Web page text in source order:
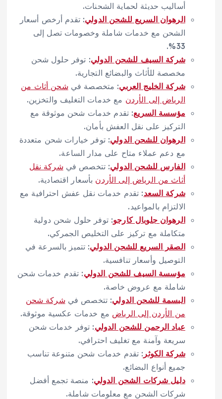
أساليب حديثة لحماية الشحنات.
الرهوان السريع للشحن الدولي: تقدم أرخص أسعار
الشحن مع خدمات شاملة وخصومات تصل إلى
33%.
شركة السيف للشحن الدولي: توفر حلول شحن
مخصصة للأثاث والبضائع التجارية.
شركة الخليج العربي: متخصصة في شحن أثاث من
الرياض إلى الأردن مع خدمات التغليف والتخزين.
مؤسسة السريع: تقدم خدمات شحن موثوقة مع
التركيز على نقل العفش بأمان.
الرهوان للشحن الدولي: توفر خيارات شحن متعددة
مع دعم عملاء متاح على مدار الساعة.
الفارس للشحن الدولي: تتخصص في شركة نقل
أثاث من الرياض إلى الأردن بأسعار اقتصادية.
شركة السعد: تقدم خدمات نقل عفش احترافية مع
الالتزام بالمواعيد.
الرهوان جلوبال كارجو: توفر حلول شحن دولية
متكاملة مع تركيز على التخليص الجمركي.
الصقر السريع للشحن الدولي: تتميز بالسرعة في
التوصيل وأسعار تنافسية.
مؤسسة السيف للشحن الدولي: تقدم خدمات شحن
شاملة مع عروض خاصة.
البسمة للشحن الدولي: تتخصص في شركة شحن
من الأردن إلى الرياض مع خدمات عكسية موثوقة.
عباد الرحمن للشحن الدولي: توفر خدمات شحن
سريعة وآمنة مع تغليف احترافي.
شركة الكوثر : تقدم خدمات شحن متنوعة تناسب
جميع أنواع البضائع.
دليل شركات الشحن الدولي: منصة تجمع أفضل
شركات الشحن مع معلومات شاملة.